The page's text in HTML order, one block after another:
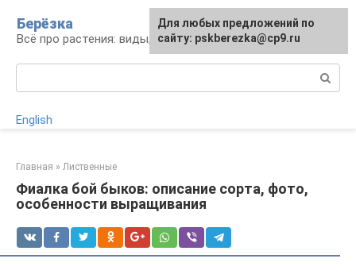
контенту
Берёзка
Всё про растения: виды, выращивание, уход
English
Главная » Лиственные
Фиалка бой быков: описание сорта, фото,
особенности выращивания
Для любых предложений по
сайту: pskberezka@cp9.ru